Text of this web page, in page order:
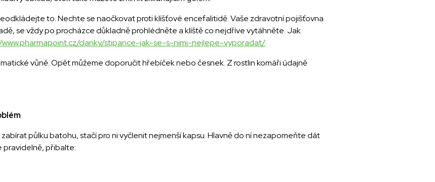
to. Nechte se naočkovat proti klíšťové encefalitidě. Vaše zdravotní pojišťovna
se vždy po procházce důkladně prohlédněte a klíště co nejdříve vytáhněte. Jak
clanky/stipance-jak-se-s-nimi-nejlepe-vyporadat/
vůně. Opět můžeme doporučit hřebíček nebo česnek. Z rostlin komáři údajně
půlku batohu, stačí pro ni vyčlenit nejmenší kapsu. Hlavně do ní nezapomeňte dát
pravidelně, přibalte: